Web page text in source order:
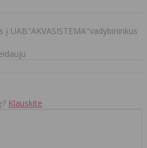
UAB"AKVASISTEMA"vadybininkus
Klauskite